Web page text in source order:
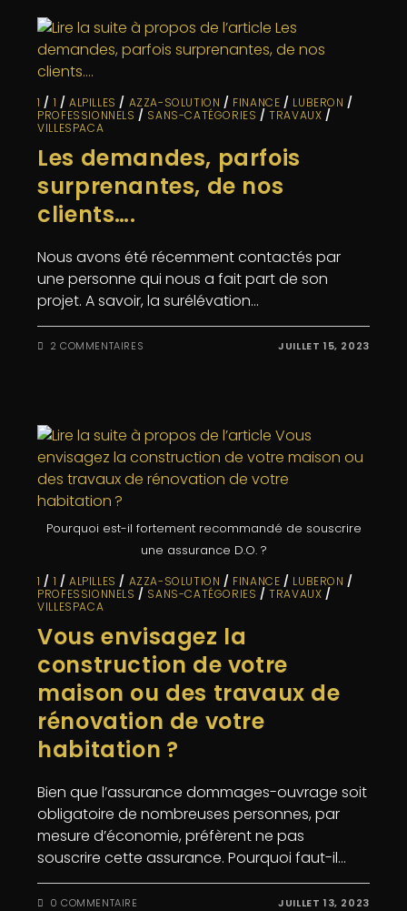
1 / 1 /ALPILLES / AZZA-SOLUTION / FINANCE / LUBERON /
PROFESSIONNELS / SANS-CATÉGORIES /TRAVAUX /
VILLESPACA
Les demandes, parfois
surprenantes, de nos
clients….
Nous avons été récemment contactés par
une personne qui nous a fait part de son
projet. A savoir, la surélévation…
2 COMMENTAIRES JUILLET 15, 2023
Pourquoi est-il fortement recommandé de souscrire
une assurance D.O. ?
1 / 1 /ALPILLES / AZZA-SOLUTION / FINANCE / LUBERON /
PROFESSIONNELS / SANS-CATÉGORIES /TRAVAUX /
VILLESPACA
Vous envisagez la
construction de votre
maison ou des travaux de
rénovation de votre
habitation ?
Bien que l’assurance dommages-ouvrage soit
obligatoire de nombreuses personnes, par
mesure d’économie, préfèrent ne pas
souscrire cette assurance. Pourquoi faut-il…
0 COMMENTAIRE JUILLET 13, 2023